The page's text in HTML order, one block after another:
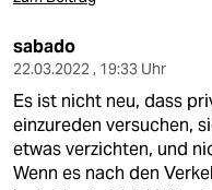
sabado
22.03.2022 , 19:33 Uhr
Es ist nicht neu, dass
einzureden versuchen,
etwas verzichten, und
Wenn es nach den